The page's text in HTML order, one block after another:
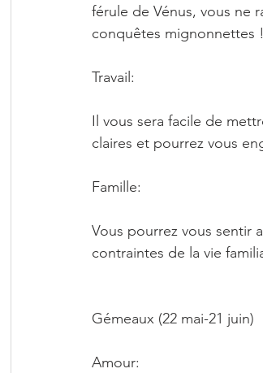
férule de Vénus, vous ne
conquêtes mignonnettes !
Travail:
Il vous sera facile de
claires et pourrez vous
Famille:
Vous pourrez vous sentir
contraintes de la vie
Gémeaux (22 mai-21 juin)
Amour: